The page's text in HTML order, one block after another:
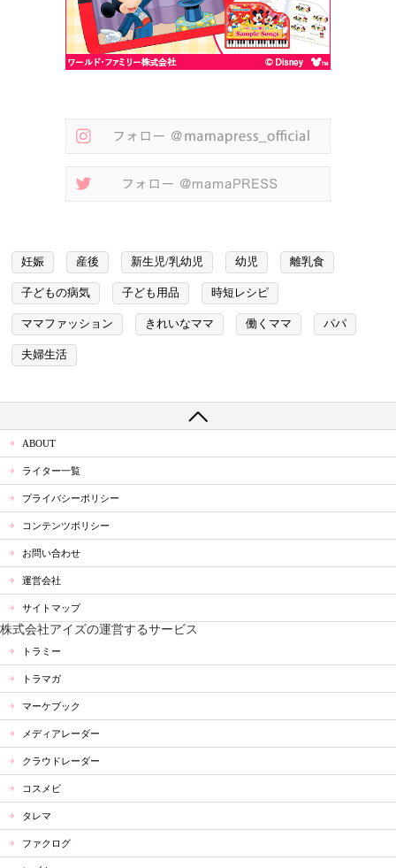
妊娠 産後 新生児/乳幼児 幼児 離乳食
子どもの病気 子ども用品 時短レシピ
ママファッション きれいなママ 働くママ パパ
夫婦生活
ABOUT
ライター一覧
プライバシーポリシー
コンテンツポリシー
お問い合わせ
運営会社
サイトマップ
株式会社アイズの運営するサービス
トラミー
トラマガ
マーケブック
メディアレーダー
クラウドレーダー
コスメビ
タレマ
ファクログ